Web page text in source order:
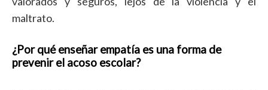
maltrato.
¿Por qué enseñar empatía es una forma de
prevenir el acoso escolar?